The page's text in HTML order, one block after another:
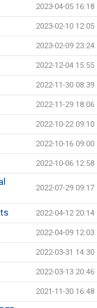
2023-04-05 16:18
2023-02-10 12:05
2023-02-09 23:24
2022-12-04 15:55
2022-11-30 08:39
2022-11-29 18:06
2022-10-22 09:10
2022-10-16 09:00
2022-10-06 12:58
2022-07-29 09:17
2022-04-12 20:14
2022-04-09 12:03
2022-03-31 14:30
2022-03-13 20:46
2021-11-30 16:48